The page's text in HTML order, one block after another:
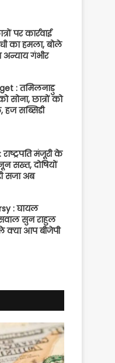
पर कार्रवाई
का हमला, बोले
गंभीर
: तमिलनाडु
छात्रों को
सब्सिडी
मंजूरी के
सख्त, दोषियों
सजा अब
: घायल
सुन राहुल
क्या आप बीजेपी